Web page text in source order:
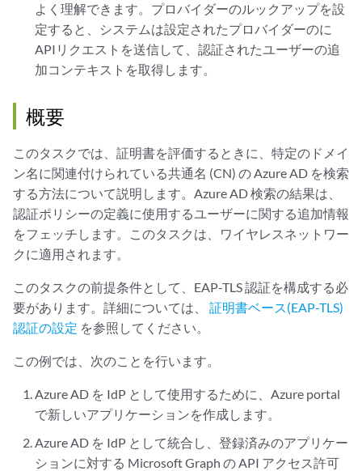
よく理解できます。プロバイダーのルックアップを設
定すると、システムは設定されたプロバイダーのに
APIリクエストを送信して、認証されたユーザーの追
加コンテキストを取得します。
概要
このタスクでは、証明書を評価するときに、特定のドメイ
ン名に関連付けられている共通名 (CN) の Azure AD を検索
する方法について説明します。Azure AD 検索の結果は、
認証ポリシーの定義に使用するユーザーに関する追加情報
をフェッチします。このタスクは、ワイヤレスネットワー
クに適用されます。
このタスクの前提条件として、EAP-TLS 認証を構成する必
要があります。詳細については、 証明書ベース(EAP-TLS)
認証の設定 を参照してください。
この例では、次のことを行います。
Azure AD を IdP として使用するために、Azure portal
で新しいアプリケーションを作成します。
Azure AD を IdP として統合し、登録済みのアプリケー
ションに対する Microsoft Graph の API アクセス許可